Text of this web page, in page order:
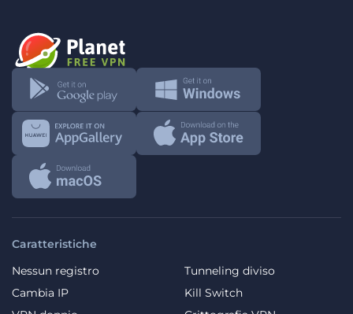
Caratteristiche
Nessun registro
Tunneling diviso
Cambia IP
Kill Switch